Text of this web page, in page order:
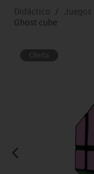
Didáctico / Juegos
Ghost cube
Oferta